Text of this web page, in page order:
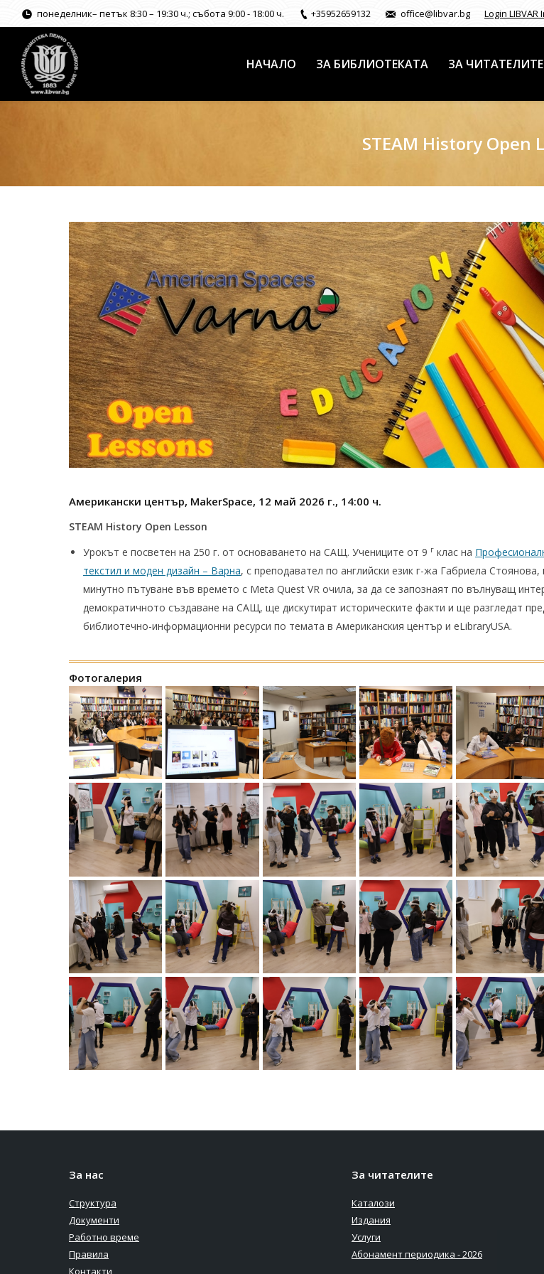
понеделник– петък 8:30 – 19:30 ч.; събота 9:00 - 18:00 ч. +35952659132 office@libvar.bg Login LIBVAR
НАЧАЛО ЗА БИБЛИОТЕКАТА ЗА ЧИТАТЕЛИТЕ
STEAM History Open
Американски център, MakerSpace, 12 май 2026 г., 14:00 ч.
STEAM History Open Lesson
Урокът е посветен на 250 г. от основаването на САЩ. Учениците от 9 г клас на
текстил и моден дизайн – Варна, с преподавател по английски език г-жа Габриела
минутно пътуване във времето с Meta Quest VR очила, за да се запознаят по вълнуващ
демократичното създаване на САЩ, ще дискутират историческите факти и ще разгледат
библиотечно-информационни ресурси по темата в Американския център и eLibraryUSA.
Фотогалерия
За нас
Структура
Документи
Работно време
Правила
За читателите
Каталози
Издания
Услуги
Абонамент периодика - 2026